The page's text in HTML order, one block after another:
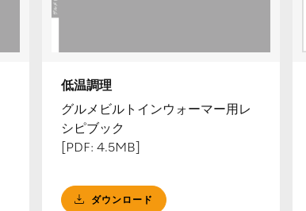
低温調理
グルメビルトインウォーマー用レ
シピブック
[PDF: 4.5MB]
ダウンロード